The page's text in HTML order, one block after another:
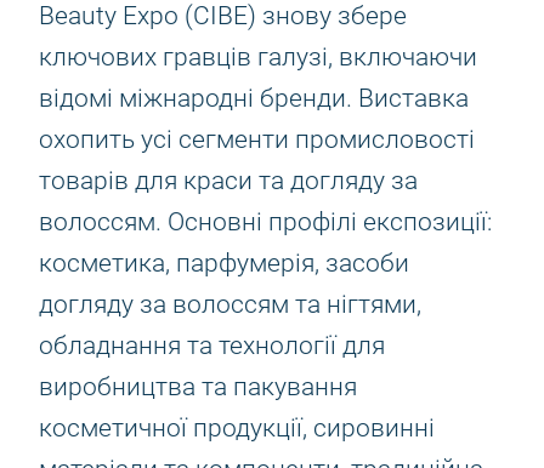
Beauty Expo (CIBE) знову збере
ключових гравців галузі, включаючи
відомі міжнародні бренди. Виставка
охопить усі сегменти промисловості
товарів для краси та догляду за
волоссям. Основні профілі експозиції:
косметика, парфумерія, засоби
догляду за волоссям та нігтями,
обладнання та технології для
виробництва та пакування
косметичної продукції, сировинні